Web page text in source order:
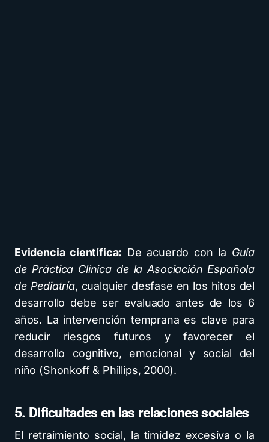
Evidencia científica: De acuerdo con la Guía
de Práctica Clínica de la Asociación Española
de Pediatría, cualquier desfase en los hitos del
desarrollo debe ser evaluado antes de los 6
años. La intervención temprana es clave para
reducir riesgos futuros y favorecer el
desarrollo cognitivo, emocional y social del
niño (Shonkoff & Phillips, 2000).
5. Dificultades en las relaciones sociales
El retraimiento social, la timidez excesiva o la